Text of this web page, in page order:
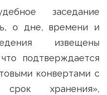
заседание
о дне, времени и
извещены
подтверждается
конвертами с
хранения»,